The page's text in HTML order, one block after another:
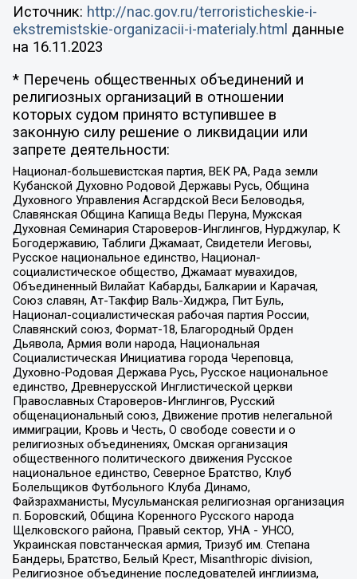
Источник: http://nac.gov.ru/terroristicheskie-i-
ekstremistskie-organizacii-i-materialy.html данные
на 16.11.2023
* Перечень общественных объединений и
религиозных организаций в отношении
которых судом принято вступившее в
законную силу решение о ликвидации или
запрете деятельности:
Национал-большевистская партия, ВЕК РА, Рада земли
Кубанской Духовно Родовой Державы Русь, Община
Духовного Управления Асгардской Веси Беловодья,
Славянская Община Капища Веды Перуна, Мужская
Духовная Семинария Староверов-Инглингов, Нурджулар, К
Богодержавию, Таблиги Джамаат, Свидетели Иеговы,
Русское национальное единство, Национал-
социалистическое общество, Джамаат мувахидов,
Объединенный Вилайат Кабарды, Балкарии и Карачая,
Союз славян, Ат-Такфир Валь-Хиджра, Пит Буль,
Национал-социалистическая рабочая партия России,
Славянский союз, Формат-18, Благородный Орден
Дьявола, Армия воли народа, Национальная
Социалистическая Инициатива города Череповца,
Духовно-Родовая Держава Русь, Русское национальное
единство, Древнерусской Инглистической церкви
Православных Староверов-Инглингов, Русский
общенациональный союз, Движение против нелегальной
иммиграции, Кровь и Честь, О свободе совести и о
религиозных объединениях, Омская организация
общественного политического движения Русское
национальное единство, Северное Братство, Клуб
Болельщиков Футбольного Клуба Динамо,
Файзрахманисты, Мусульманская религиозная организация
п. Боровский, Община Коренного Русского народа
Щелковского района, Правый сектор, УНА - УНСО,
Украинская повстанческая армия, Тризуб им. Степана
Бандеры, Братство, Белый Крест, Misanthropic division,
Религиозное объединение последователей инглиизма,